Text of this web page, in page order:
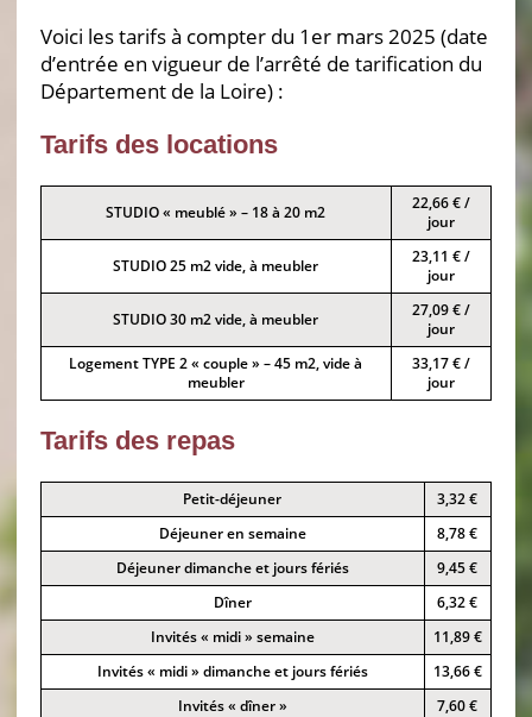
Voici les tarifs à compter du 1er mars 2025 (date
d’entrée en vigueur de l’arrêté de tarification du
Département de la Loire) :
Tarifs des locations
STUDIO « meublé » – 18 à 20 m2
22,66 € /
jour
STUDIO 25 m2 vide, à meubler
23,11 € /
jour
STUDIO 30 m2 vide, à meubler
27,09 € /
jour
Logement TYPE 2 « couple » – 45 m2, vide à
meubler
33,17 € /
jour
Tarifs des repas
Petit-déjeuner
3,32 €
Déjeuner en semaine
8,78 €
Déjeuner dimanche et jours fériés
9,45 €
Dîner
6,32 €
Invités « midi » semaine
11,89 €
Invités « midi » dimanche et jours fériés
13,66 €
Invités « dîner »
7,60 €